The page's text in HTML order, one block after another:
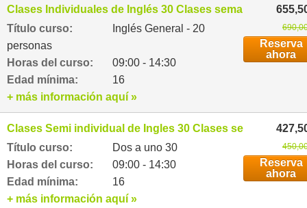
Clases Individuales de Inglés 30 Clases semanales
Título curso:
Inglés General - 20
personas
Horas del curso:
09:00 - 14:30
Edad mínima:
16
Reserva
ahora
+ más información aquí »
Clases Semi individual de Ingles 30 Clases semanales
Título curso:
Dos a uno 30
Horas del curso:
09:00 - 14:30
Edad mínima:
16
Reserva
ahora
+ más información aquí »